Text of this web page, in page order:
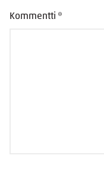
Kommentti *